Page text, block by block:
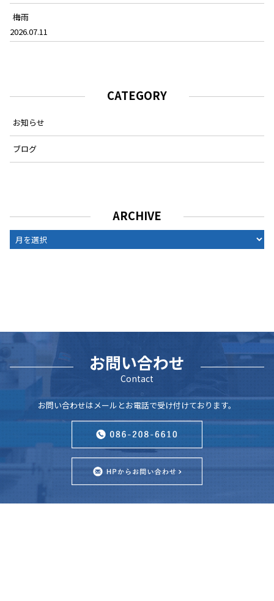
梅雨
2026.07.11
CATEGORY
お知らせ
ブログ
ARCHIVE
ARCHIVE
お問い合わせ
Contact
お問い合わせはメールとお電話で受け付けております。